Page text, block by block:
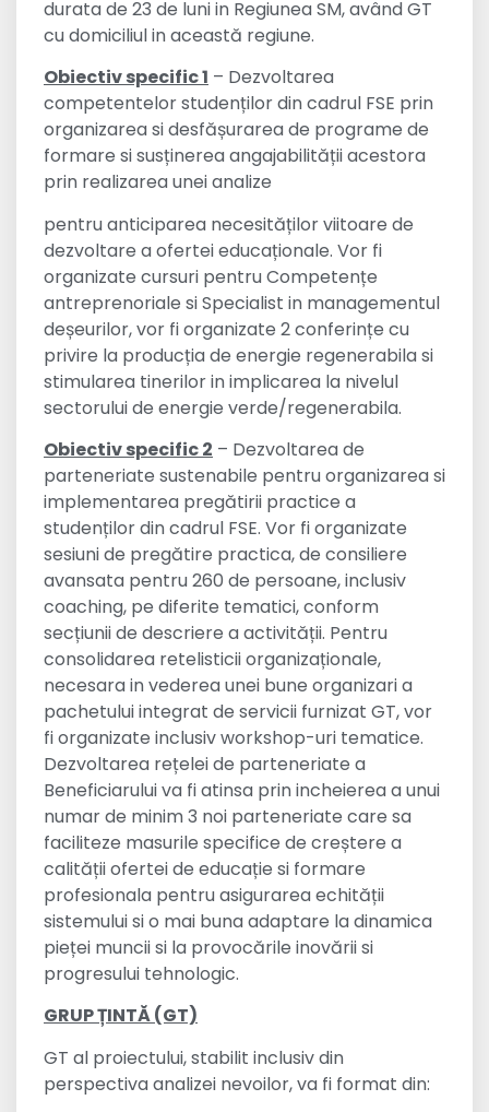
durata de 23 de luni in Regiunea SM, având GT
cu domiciliul in această regiune.
Obiectiv specific 1 – Dezvoltarea
competentelor studenților din cadrul FSE prin
organizarea si desfășurarea de programe de
formare si susținerea angajabilității acestora
prin realizarea unei analize
pentru anticiparea necesităților viitoare de
dezvoltare a ofertei educaționale. Vor fi
organizate cursuri pentru Competențe
antreprenoriale si Specialist in managementul
deșeurilor, vor fi organizate 2 conferințe cu
privire la producția de energie regenerabila si
stimularea tinerilor in implicarea la nivelul
sectorului de energie verde/regenerabila.
Obiectiv specific 2 – Dezvoltarea de
parteneriate sustenabile pentru organizarea si
implementarea pregătirii practice a
studenților din cadrul FSE. Vor fi organizate
sesiuni de pregătire practica, de consiliere
avansata pentru 260 de persoane, inclusiv
coaching, pe diferite tematici, conform
secțiunii de descriere a activității. Pentru
consolidarea retelisticii organizaționale,
necesara in vederea unei bune organizari a
pachetului integrat de servicii furnizat GT, vor
fi organizate inclusiv workshop-uri tematice.
Dezvoltarea rețelei de parteneriate a
Beneficiarului va fi atinsa prin incheierea a unui
numar de minim 3 noi parteneriate care sa
faciliteze masurile specifice de creștere a
calității ofertei de educație si formare
profesionala pentru asigurarea echității
sistemului si o mai buna adaptare la dinamica
pieței muncii si la provocările inovării si
progresului tehnologic.
GRUP ȚINTĂ (GT)
GT al proiectului, stabilit inclusiv din
perspectiva analizei nevoilor, va fi format din: